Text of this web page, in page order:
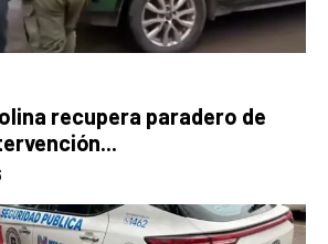
recupera paradero de